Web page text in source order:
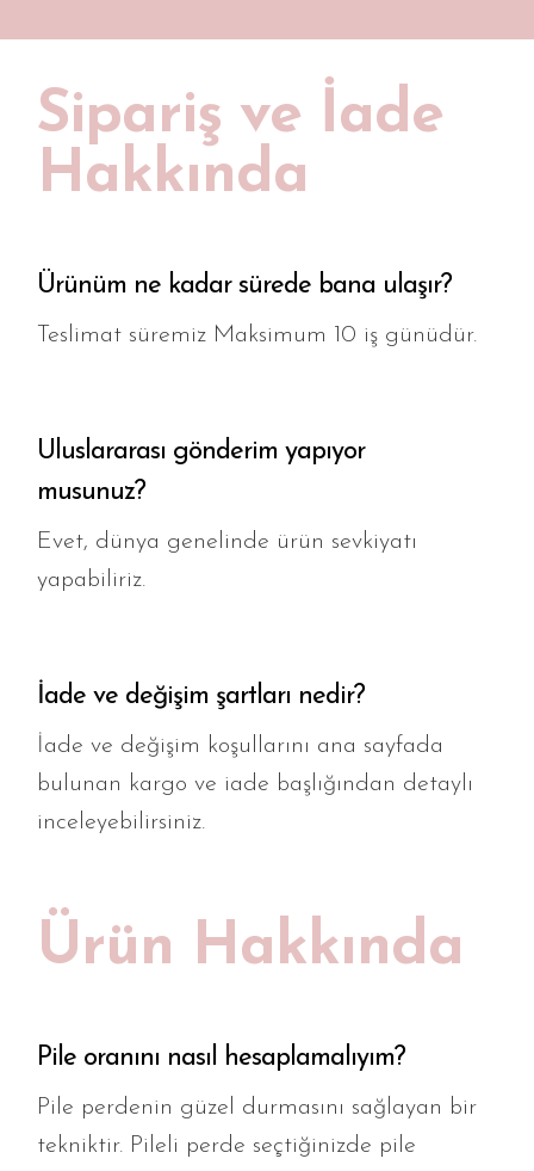
Runner
Puf
Şezlong
Pleksi Tepsi
Döşemelik Kumaş
Sipariş ve İade
Hakkında
Ürünüm ne kadar sürede bana ulaşır?
Teslimat süremiz Maksimum 10 iş günüdür.
Uluslararası gönderim yapıyor
musunuz?
Evet, dünya genelinde ürün sevkiyatı
yapabiliriz.
İade ve değişim şartları nedir?
İade ve değişim koşullarını ana sayfada
bulunan kargo ve iade başlığından detaylı
inceleyebilirsiniz.
Ürün Hakkında
Pile oranını nasıl hesaplamalıyım?
Pile perdenin güzel durmasını sağlayan bir
tekniktir. Pileli perde seçtiğinizde pile